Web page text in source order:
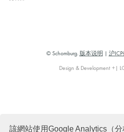
該網站使用Google Analytics（
© Schomburg. 版本说明 沪
Design & Development +|